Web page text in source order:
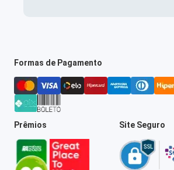
Formas de Pagamento
Prêmios Site Seguro